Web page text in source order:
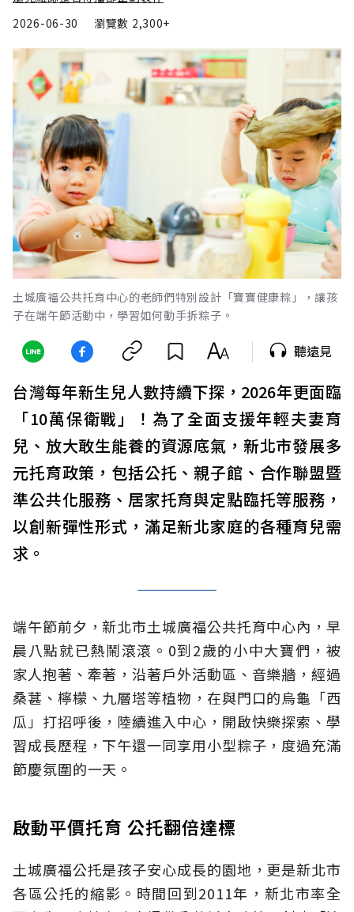
2026-06-30
瀏覽數 2,300+
土城廣福公共托育中心的老師們特別設計「寶寶健康粽」，讓孩
子在端午節活動中，學習如何動手拆粽子。
聽遠見
台灣每年新生兒人數持續下探，2026年更面臨
「10萬保衛戰」！為了全面支援年輕夫妻育
兒、放大敢生能養的資源底氣，新北市發展多
元托育政策，包括公托、親子館、合作聯盟暨
準公共化服務、居家托育與定點臨托等服務，
以創新彈性形式，滿足新北家庭的各種育兒需
求。
端午節前夕，新北市土城廣福公共托育中心內，早
晨八點就已熱鬧滾滾。0到2歲的小中大寶們，被
家人抱著、牽著，沿著戶外活動區、音樂牆，經過
桑葚、檸檬、九層塔等植物，在與門口的烏龜「西
瓜」打招呼後，陸續進入中心，開啟快樂探索、學
習成長歷程，下午還一同享用小型粽子，度過充滿
節慶氛圍的一天。
啟動平價托育 公托翻倍達標
土城廣福公托是孩子安心成長的園地，更是新北市
各區公托的縮影。時間回到2011年，新北市率全